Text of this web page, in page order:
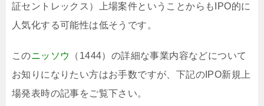
証セントレックス）上場案件ということからもIPO的に
人気化する可能性は低そうです。
このニッソウ
（1444）の詳細な事業内容などについて
お知りになりたい方はお手数ですが、下記のIPO新規上
場発表時の記事をご覧下さい。